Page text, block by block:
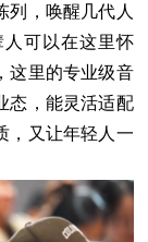
列，唤醒几代人
可以在这里怀
这里的专业级音
态，能灵活适配
，又让年轻人一